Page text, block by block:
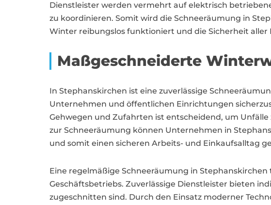
Dienstleister werden vermehrt auf elektrisch
zu koordinieren. Somit wird die Schneeräumung in
Winter reibungslos funktioniert und die Sicherheit
Maßgeschneiderte
In Stephanskirchen ist eine zuverlässige
Unternehmen und öffentlichen Einrichtungen
Gehwegen und Zufahrten ist entscheidend, um
zur Schneeräumung können Unternehmen in
und somit einen sicheren Arbeits- und Einkaufsalltag
Eine regelmäßige Schneeräumung in
Geschäftsbetriebs. Zuverlässige Dienstleister bieten
zugeschnitten sind. Durch den Einsatz moderner